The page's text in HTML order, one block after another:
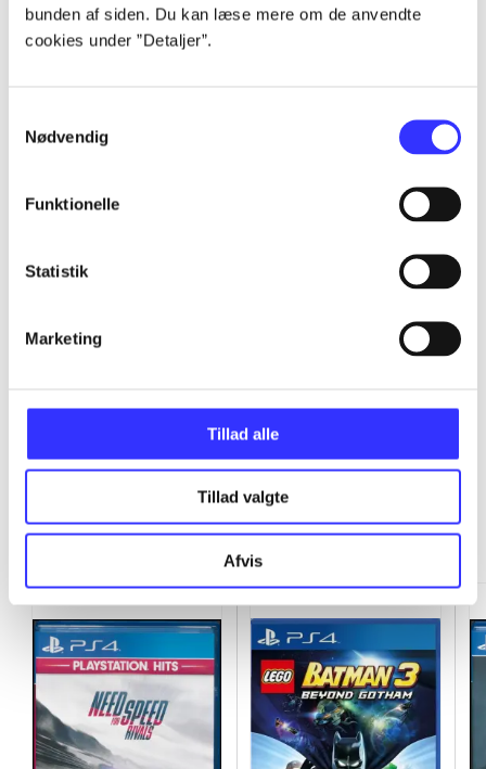
bunden af siden. Du kan læse mere om de anvendte
cookies under ”Detaljer”.
Nødvendig
Funktionelle
Statistik
Marketing
Tillad alle
Tillad valgte
Afvis
Alle registrerede artikler fordelt på udgivelser
Minder om